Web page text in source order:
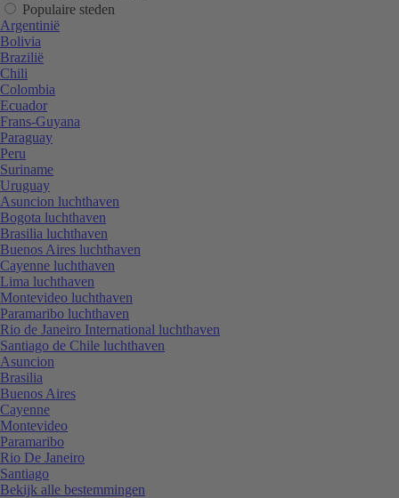
Populaire steden
Argentinië
Bolivia
Brazilië
Chili
Colombia
Ecuador
Frans-Guyana
Paraguay
Peru
Suriname
Uruguay
Asuncion luchthaven
Bogota luchthaven
Brasilia luchthaven
Buenos Aires luchthaven
Cayenne luchthaven
Lima luchthaven
Montevideo luchthaven
Paramaribo luchthaven
Rio de Janeiro International luchthaven
Santiago de Chile luchthaven
Asuncion
Brasilia
Buenos Aires
Cayenne
Montevideo
Paramaribo
Rio De Janeiro
Santiago
Bekijk alle bestemmingen